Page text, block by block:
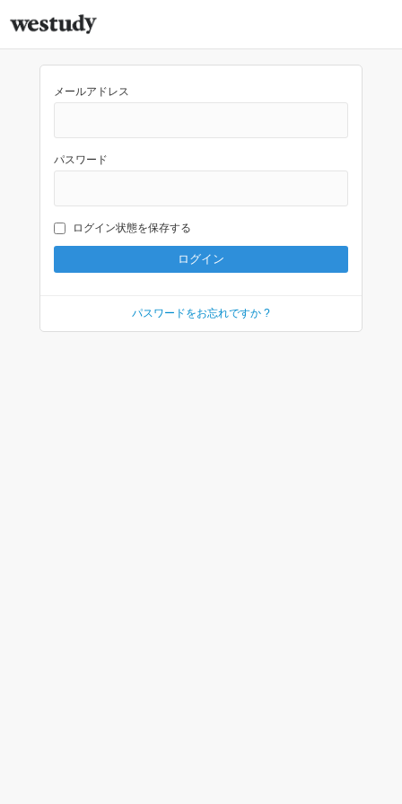
メールアドレス
パスワード
ログイン状態を保存する
パスワードをお忘れですか ?